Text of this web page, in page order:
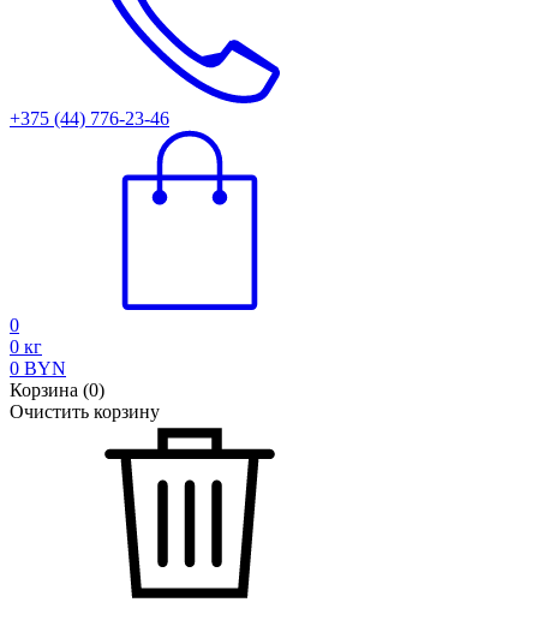
+375 (44) 776-23-46
0
0 кг
0 BYN
Корзина (0)
Очистить корзину